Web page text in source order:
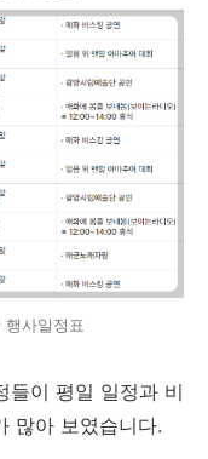
사일정표
들이 평일 일정과 비
많아 보였습니다.